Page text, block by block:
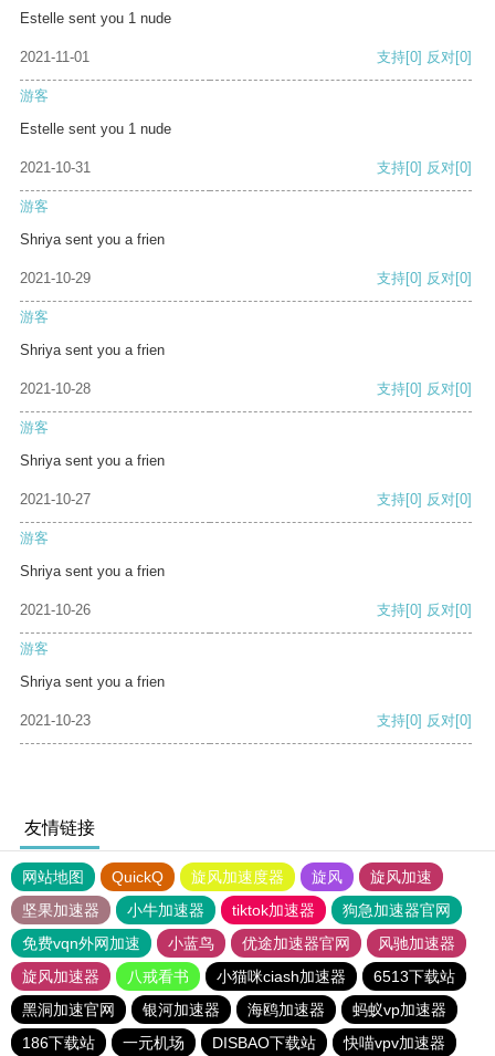
Estelle sent you 1 nude
2021-11-01 支持[0] 反对[0]
游客
Estelle sent you 1 nude
2021-10-31 支持[0] 反对[0]
游客
Shriya sent you a frien
2021-10-29 支持[0] 反对[0]
游客
Shriya sent you a frien
2021-10-28 支持[0] 反对[0]
游客
Shriya sent you a frien
2021-10-27 支持[0] 反对[0]
游客
Shriya sent you a frien
2021-10-26 支持[0] 反对[0]
游客
Shriya sent you a frien
2021-10-23 支持[0] 反对[0]
友情链接
网站地图 QuickQ 旋风加速度器 旋风
旋风加速
坚果加速器
小牛加速器 tiktok加速器
狗急加速器官网
免费vqn外网加速
小蓝鸟 优途加速器官网
风驰加速器
旋风加速器
八戒看书 小猫咪ciash加速器
6513下载站
黑洞加速官网
银河加速器 海鸥加速器
蚂蚁vp加速器
186下载站
一元机场 DISBAO下载站 快喵vpv加速器